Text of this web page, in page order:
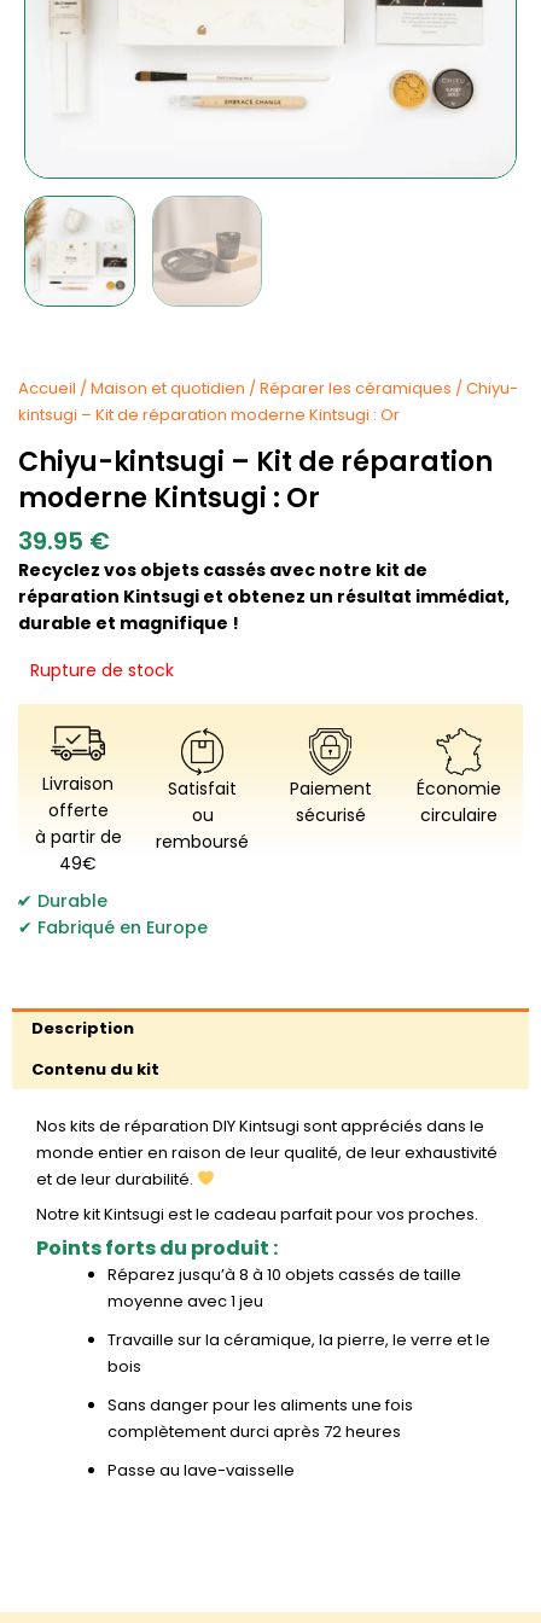
Accueil /Maison et quotidien /Réparer les céramiques / Chiyu-
kintsugi – Kit de réparation moderne Kintsugi : Or
Chiyu-kintsugi – Kit de réparation
moderne Kintsugi : Or
39.95 €
Recyclez vos objets cassés avec notre kit de
réparation Kintsugi et obtenez un résultat immédiat,
durable et magnifique !
Rupture de stock
Livraison
offerte
à partir de
49€
Satisfait
ou
remboursé
Paiement
sécurisé
Économie
circulaire
Durable
,
Fabriqué en Europe
Description
Contenu du kit
Nos kits de réparation DIY Kintsugi sont appréciés dans le
monde entier en raison de leur qualité, de leur exhaustivité
et de leur durabilité.
Notre kit Kintsugi est le cadeau parfait pour vos proches.
Points forts du produit :
Réparez jusqu’à 8 à 10 objets cassés de taille
moyenne avec 1 jeu
Travaille sur la céramique, la pierre, le verre et le
bois
Sans danger pour les aliments une fois
complètement durci après 72 heures
Passe au lave-vaisselle